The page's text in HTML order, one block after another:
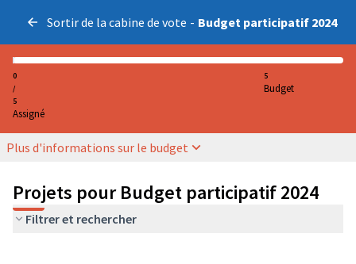
Sortir de la cabine de vote - Budget participatif 2024
0
/
5
Assigné
5
Budget
Plus d'informations sur le budget
Projets pour Budget participatif 2024
Filtrer et rechercher